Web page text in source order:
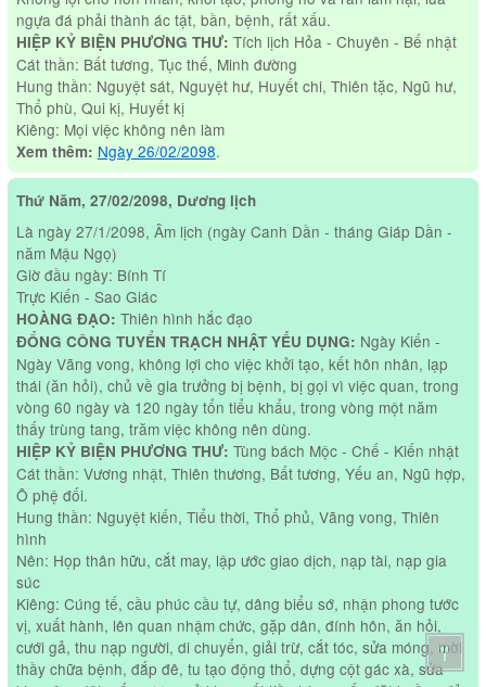
ngựa đá phải thành ác tật, bần, bệnh, rất xấu.
HIỆP KỶ BIỆN PHƯƠNG THƯ: Tích lịch Hỏa - Chuyên - Bế nhật
Cát thần: Bất tương, Tục thế, Minh đường
Hung thần: Nguyệt sát, Nguyệt hư, Huyết chi, Thiên tặc, Ngũ hư,
Thổ phù, Qui kị, Huyết kị
Kiêng: Mọi việc không nên làm
Xem thêm: Ngày 26/02/2098.
Thứ Năm, 27/02/2098, Dương lịch
Là ngày 27/1/2098, Âm lịch (ngày Canh Dần - tháng Giáp Dần -
năm Mậu Ngọ)
Giờ đầu ngày: Bính Tí
Trực Kiến - Sao Giác
HOÀNG ĐẠO: Thiên hình hắc đạo
ĐỔNG CÔNG TUYỂN TRẠCH NHẬT YẾU DỤNG: Ngày Kiến -
Ngày Vãng vong, không lợi cho việc khởi tạo, kết hôn nhân, lạp
thái (ăn hỏi), chủ về gia trưởng bị bệnh, bị gọi vì việc quan, trong
vòng 60 ngày và 120 ngày tổn tiểu khẩu, trong vòng một năm
thấy trùng tang, trăm việc không nên dùng.
HIỆP KỶ BIỆN PHƯƠNG THƯ: Tùng bách Mộc - Chế - Kiến nhật
Cát thần: Vương nhật, Thiên thương, Bất tương, Yếu an, Ngũ hợp,
Ô phệ đối.
Hung thần: Nguyệt kiến, Tiểu thời, Thổ phủ, Vãng vong, Thiên
hình
Nên: Họp thân hữu, cắt may, lập ước giao dịch, nạp tài, nạp gia
súc
Kiêng: Cúng tế, cầu phúc cầu tự, dâng biểu sớ, nhận phong tước
vị, xuất hành, lên quan nhậm chức, gặp dân, đính hôn, ăn hỏi,
cưới gả, thu nạp người, di chuyển, giải trừ, cắt tóc, sửa móng, mời
thầy chữa bệnh, đắp đê, tu tạo động thổ, dựng cột gác xà, sửa